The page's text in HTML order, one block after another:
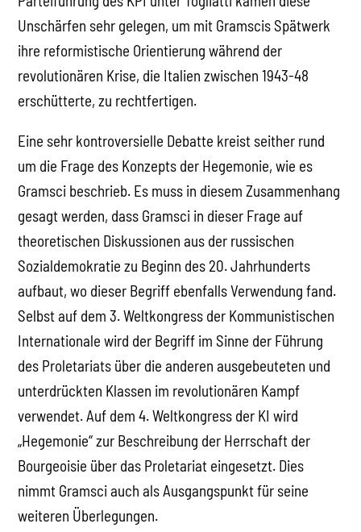
Unschärfen sehr gelegen, um mit Gramscis Spätwerk
ihre reformistische Orientierung während der
revolutionären Krise, die Italien zwischen 1943-48
erschütterte, zu rechtfertigen.
Eine sehr kontroversielle Debatte kreist seither rund
um die Frage des Konzepts der Hegemonie, wie es
Gramsci beschrieb. Es muss in diesem Zusammenhang
gesagt werden, dass Gramsci in dieser Frage auf
theoretischen Diskussionen aus der russischen
Sozialdemokratie zu Beginn des 20. Jahrhunderts
aufbaut, wo dieser Begriff ebenfalls Verwendung fand.
Selbst auf dem 3. Weltkongress der Kommunistischen
Internationale wird der Begriff im Sinne der Führung
des Proletariats über die anderen ausgebeuteten und
unterdrückten Klassen im revolutionären Kampf
verwendet. Auf dem 4. Weltkongress der KI wird
„Hegemonie“ zur Beschreibung der Herrschaft der
Bourgeoisie über das Proletariat eingesetzt. Dies
nimmt Gramsci auch als Ausgangspunkt für seine
weiteren Überlegungen.